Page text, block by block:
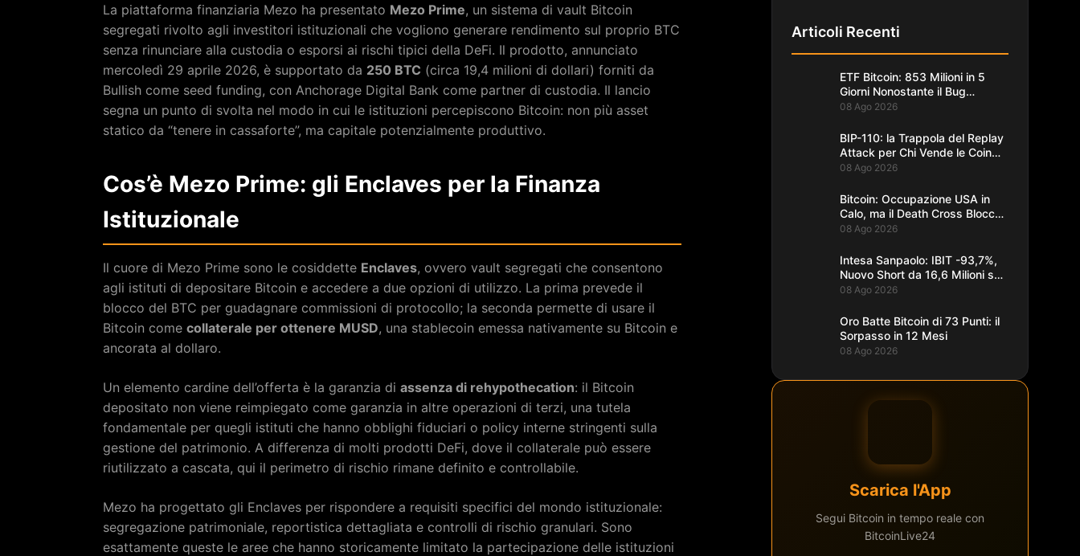
La piattaforma finanziaria Mezo ha presentato Mezo Prime, un sistema di vault Bitcoin
segregati rivolto agli investitori istituzionali che vogliono generare rendimento sul proprio BTC
senza rinunciare alla custodia o esporsi ai rischi tipici della DeFi. Il prodotto, annunciato
mercoledì 29 aprile 2026, è supportato da 250 BTC (circa 19,4 milioni di dollari) forniti da
Bullish come seed funding, con Anchorage Digital Bank come partner di custodia. Il lancio
segna un punto di svolta nel modo in cui le istituzioni percepiscono Bitcoin: non più asset
statico da “tenere in cassaforte”, ma capitale potenzialmente produttivo.
Cos’è Mezo Prime: gli Enclaves per la Finanza
Istituzionale
Il cuore di Mezo Prime sono le cosiddette Enclaves, ovvero vault segregati che consentono
agli istituti di depositare Bitcoin e accedere a due opzioni di utilizzo. La prima prevede il
blocco del BTC per guadagnare commissioni di protocollo; la seconda permette di usare il
Bitcoin come collaterale per ottenere MUSD, una stablecoin emessa nativamente su Bitcoin e
ancorata al dollaro.
Un elemento cardine dell’offerta è la garanzia di assenza di rehypothecation: il Bitcoin
depositato non viene reimpiegato come garanzia in altre operazioni di terzi, una tutela
fondamentale per quegli istituti che hanno obblighi fiduciari o policy interne stringenti sulla
gestione del patrimonio. A differenza di molti prodotti DeFi, dove il collaterale può essere
riutilizzato a cascata, qui il perimetro di rischio rimane definito e controllabile.
Mezo ha progettato gli Enclaves per rispondere a requisiti specifici del mondo istituzionale:
segregazione patrimoniale, reportistica dettagliata e controlli di rischio granulari. Sono
esattamente queste le aree che hanno storicamente limitato la partecipazione delle istituzioni
Articoli Recenti
ETF Bitcoin: 853 Milioni in 5
Giorni Nonostante il Bug
Coldcard
08 Ago 2026
BIP-110: la Trappola del Replay
Attack per Chi Vende le Coin
del Fork
08 Ago 2026
Bitcoin: Occupazione USA in
Calo, ma il Death Cross Blocca
il Rally
08 Ago 2026
Intesa Sanpaolo: IBIT -93,7%,
Nuovo Short da 16,6 Milioni su
Bitcoin
08 Ago 2026
Oro Batte Bitcoin di 73 Punti: il
Sorpasso in 12 Mesi
08 Ago 2026
Scarica l'App
Segui Bitcoin in tempo reale con
BitcoinLive24